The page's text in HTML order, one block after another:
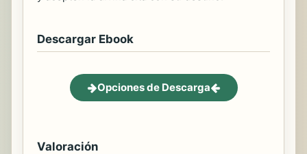
Descargar Ebook
Opciones de Descarga
Valoración